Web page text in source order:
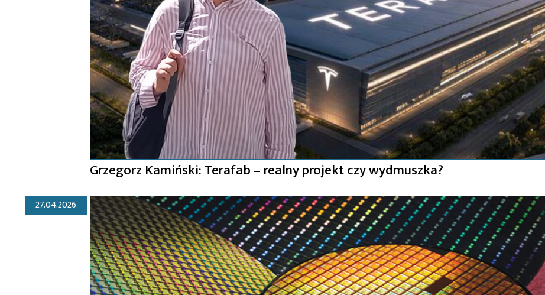
Grzegorz Kamiński: Terafab – realny projekt czy wydmuszka?
27.04.2026